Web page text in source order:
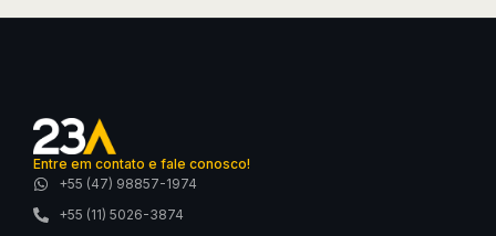
Entre em contato e fale conosco!
+55 (47) 98857-1974
+55 (11) 5026-3874